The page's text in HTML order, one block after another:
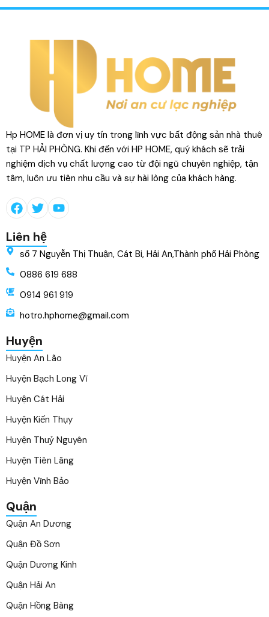
Hp HOME là đơn vị uy tín trong lĩnh vực bất động sản nhà thuê
tại TP HẢI PHÒNG. Khi đến với HP HOME, quý khách sẽ trải
nghiệm dịch vụ chất lượng cao từ đội ngũ chuyên nghiệp, tận
tâm, luôn ưu tiên nhu cầu và sự hài lòng của khách hàng.
Liên hệ
số 7 Nguyễn Thị Thuận, Cát Bi, Hải An,Thành phố Hải Phòng
0886 619 688
0914 961 919
hotro.hphome@gmail.com
Huyện
Huyện An Lão
Huyện Bạch Long Vĩ
Huyện Cát Hải
Huyện Kiến Thụy
Huyện Thuỷ Nguyên
Huyện Tiên Lãng
Huyện Vĩnh Bảo
Quận
Quận An Dương
Quận Đồ Sơn
Quận Dương Kinh
Quận Hải An
Quận Hồng Bàng